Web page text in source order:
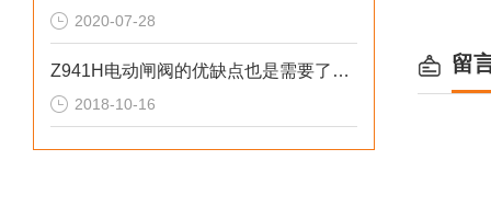
2020-07-28
Z941H电动闸阀的优缺点也是需要了解的
2018-10-16
留